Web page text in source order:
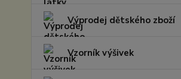
Výprodej dětského zboží
Vzorník výšivek